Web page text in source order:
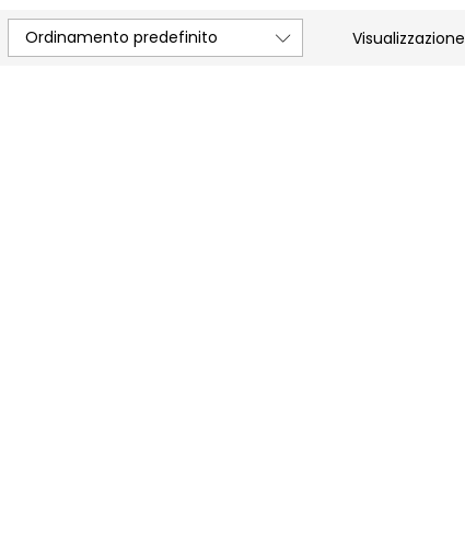
Visualizzazione
Ordinamento predefinito